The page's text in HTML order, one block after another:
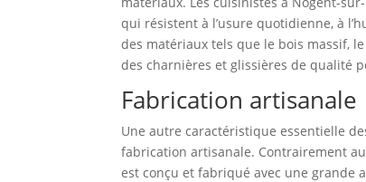
qui résistent à l’usure quotidienne, à
des matériaux tels que le bois massif,
des charnières et glissières de qualité
Fabrication artisanale
Une autre caractéristique essentielle
fabrication artisanale. Contrairement
est conçu et fabriqué avec une grande